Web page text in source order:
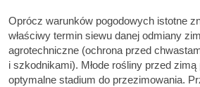
Oprócz warunków pogodowych istotne
właściwy termin siewu danej odmiany
agrotechniczne (ochrona przed
i szkodnikami). Młode rośliny przed
optymalne stadium do przezimowania.